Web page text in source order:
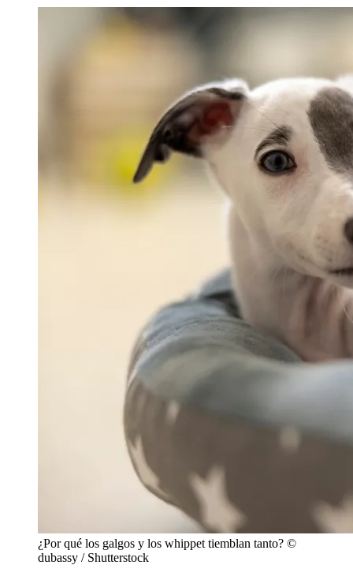
¿Por qué los galgos y los whippet tiemblan tanto? ©
dubassy / Shutterstock